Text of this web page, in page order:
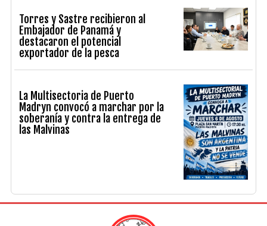
Torres y Sastre recibieron al
Embajador de Panamá y
destacaron el potencial
exportador de la pesca
La Multisectoria de Puerto
Madryn convocó a marchar por la
soberanía y contra la entrega de
las Malvinas